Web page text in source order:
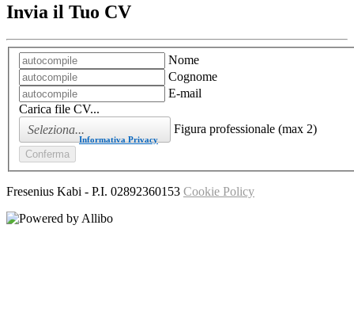
Invia il Tuo CV
Nome
Cognome
E-mail
Carica file CV...
Figura professionale (max 2)
Informativa Privacy
Fresenius Kabi - P.I. 02892360153 Cookie Policy